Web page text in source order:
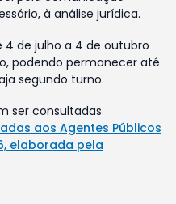
à análise jurídica.
4 de julho a 4 de outubro
podendo permanecer até
segundo turno.
ser consultadas
aos Agentes Públicos
elaborada pela